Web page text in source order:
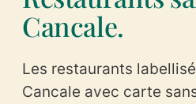
Les critères de labellisation
Les tarifs
Cancale.
Les restaurants
Cancale avec carte